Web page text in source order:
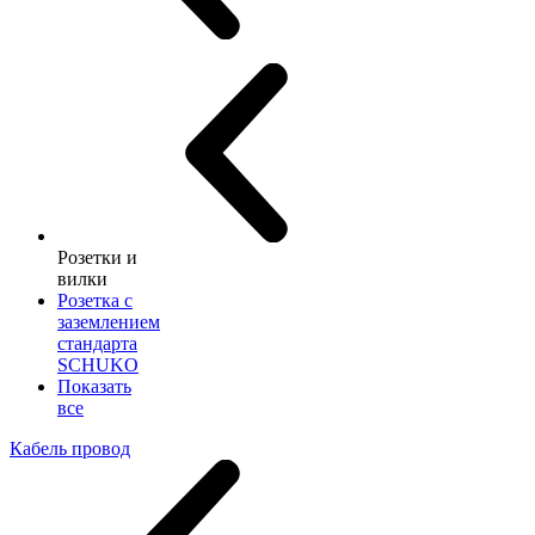
Розетки и
вилки
Розетка с
заземлением
стандарта
SCHUKO
Показать
все
Кабель провод